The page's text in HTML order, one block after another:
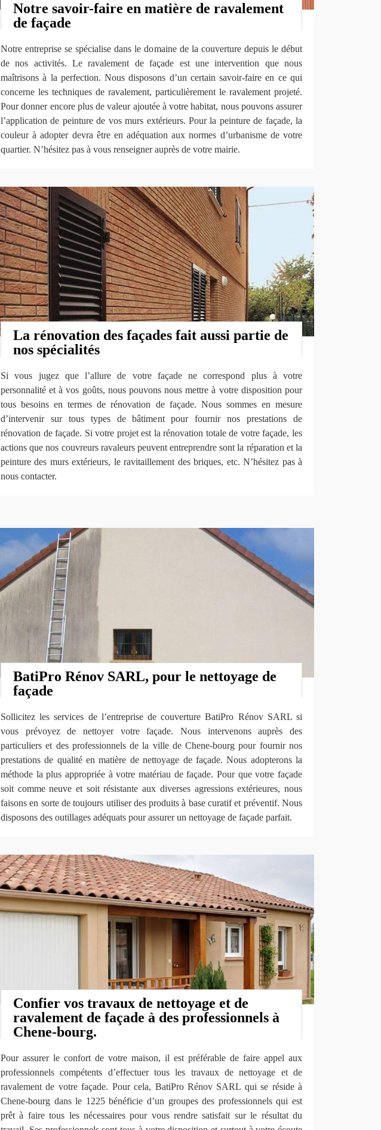
Notre savoir-faire en matière de ravalement
de façade
Notre entreprise se spécialise dans le domaine de la couverture depuis le début
de nos activités. Le ravalement de façade est une intervention que nous
maîtrisons à la perfection. Nous disposons d’un certain savoir-faire en ce qui
concerne les techniques de ravalement, particulièrement le ravalement projeté.
Pour donner encore plus de valeur ajoutée à votre habitat, nous pouvons assurer
l’application de peinture de vos murs extérieurs. Pour la peinture de façade, la
couleur à adopter devra être en adéquation aux normes d’urbanisme de votre
quartier. N’hésitez pas à vous renseigner auprès de votre mairie.
La rénovation des façades fait aussi partie de
nos spécialités
Si vous jugez que l’allure de votre façade ne correspond plus à votre
personnalité et à vos goûts, nous pouvons nous mettre à votre disposition pour
tous besoins en termes de rénovation de façade. Nous sommes en mesure
d’intervenir sur tous types de bâtiment pour fournir nos prestations de
rénovation de façade. Si votre projet est la rénovation totale de votre façade, les
actions que nos couvreurs ravaleurs peuvent entreprendre sont la réparation et la
peinture des murs extérieurs, le ravitaillement des briques, etc. N’hésitez pas à
nous contacter.
BatiPro Rénov SARL, pour le nettoyage de
façade
Sollicitez les services de l’entreprise de couverture BatiPro Rénov SARL si
vous prévoyez de nettoyer votre façade. Nous intervenons auprès des
particuliers et des professionnels de la ville de Chene-bourg pour fournir nos
prestations de qualité en matière de nettoyage de façade. Nous adopterons la
méthode la plus appropriée à votre matériau de façade. Pour que votre façade
soit comme neuve et soit résistante aux diverses agressions extérieures, nous
faisons en sorte de toujours utiliser des produits à base curatif et préventif. Nous
disposons des outillages adéquats pour assurer un nettoyage de façade parfait.
Confier vos travaux de nettoyage et de
ravalement de façade à des professionnels à
Chene-bourg.
Pour assurer le confort de votre maison, il est préférable de faire appel aux
professionnels compétents d’effectuer tous les travaux de nettoyage et de
ravalement de votre façade. Pour cela, BatiPro Rénov SARL qui se réside à
Chene-bourg dans le 1225 bénéficie d’un groupes des professionnels qui est
prêt à faire tous les nécessaires pour vous rendre satisfait sur le résultat du